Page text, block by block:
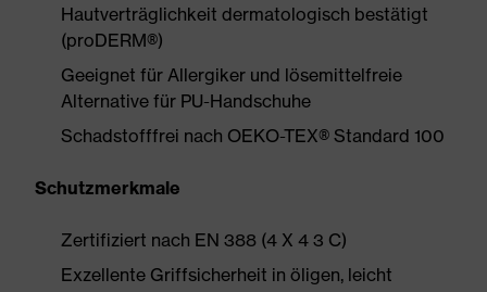
Hautverträglichkeit dermatologisch bestätigt
(proDERM®)
Geeignet für Allergiker und lösemittelfreie
Alternative für PU-Handschuhe
Schadstofffrei nach OEKO-TEX® Standard 100
Schutzmerkmale
Zertifiziert nach EN 388 (4 X 4 3 C)
Exzellente Griffsicherheit in öligen, leicht